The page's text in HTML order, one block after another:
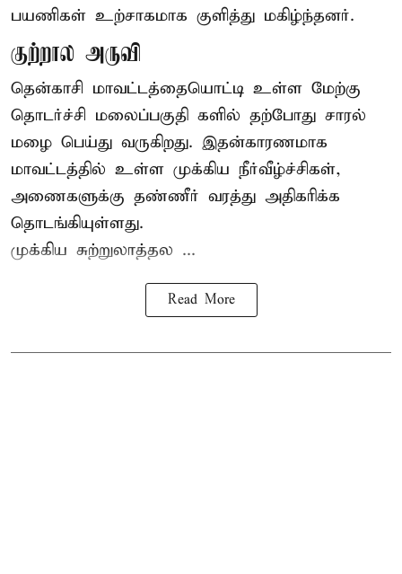
பயணிகள் உற்சாகமாக குளித்து மகிழ்ந்தனர்.
குற்றால அருவி
தென்காசி மாவட்டத்தையொட்டி உள்ள மேற்கு
தொடர்ச்சி மலைப்பகுதி களில் தற்போது சாரல்
மழை பெய்து வருகிறது. இதன்காரணமாக
மாவட்டத்தில் உள்ள முக்கிய நீர்வீழ்ச்சிகள்,
அணைகளுக்கு தண்ணீர் வரத்து அதிகரிக்க
தொடங்கியுள்ளது.
முக்கிய சுற்றுலாத்தல ...
Read More